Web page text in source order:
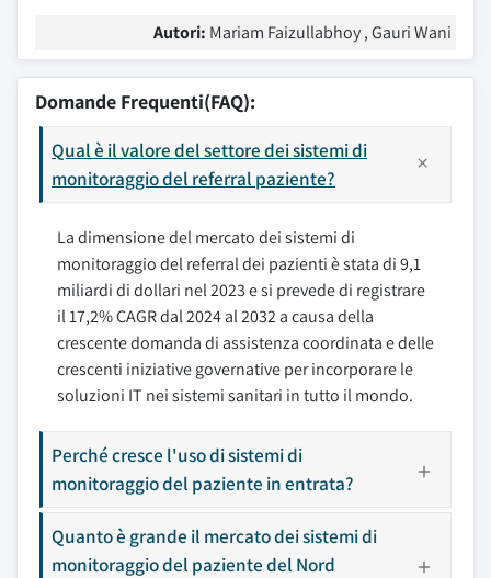
Autori: Mariam Faizullabhoy , Gauri Wani
Domande Frequenti(FAQ):
Qual è il valore del settore dei sistemi di
monitoraggio del referral paziente?
La dimensione del mercato dei sistemi di
monitoraggio del referral dei pazienti è stata di 9,1
miliardi di dollari nel 2023 e si prevede di registrare
il 17,2% CAGR dal 2024 al 2032 a causa della
crescente domanda di assistenza coordinata e delle
crescenti iniziative governative per incorporare le
soluzioni IT nei sistemi sanitari in tutto il mondo.
Perché cresce l'uso di sistemi di
monitoraggio del paziente in entrata?
Quanto è grande il mercato dei sistemi di
monitoraggio del paziente del Nord